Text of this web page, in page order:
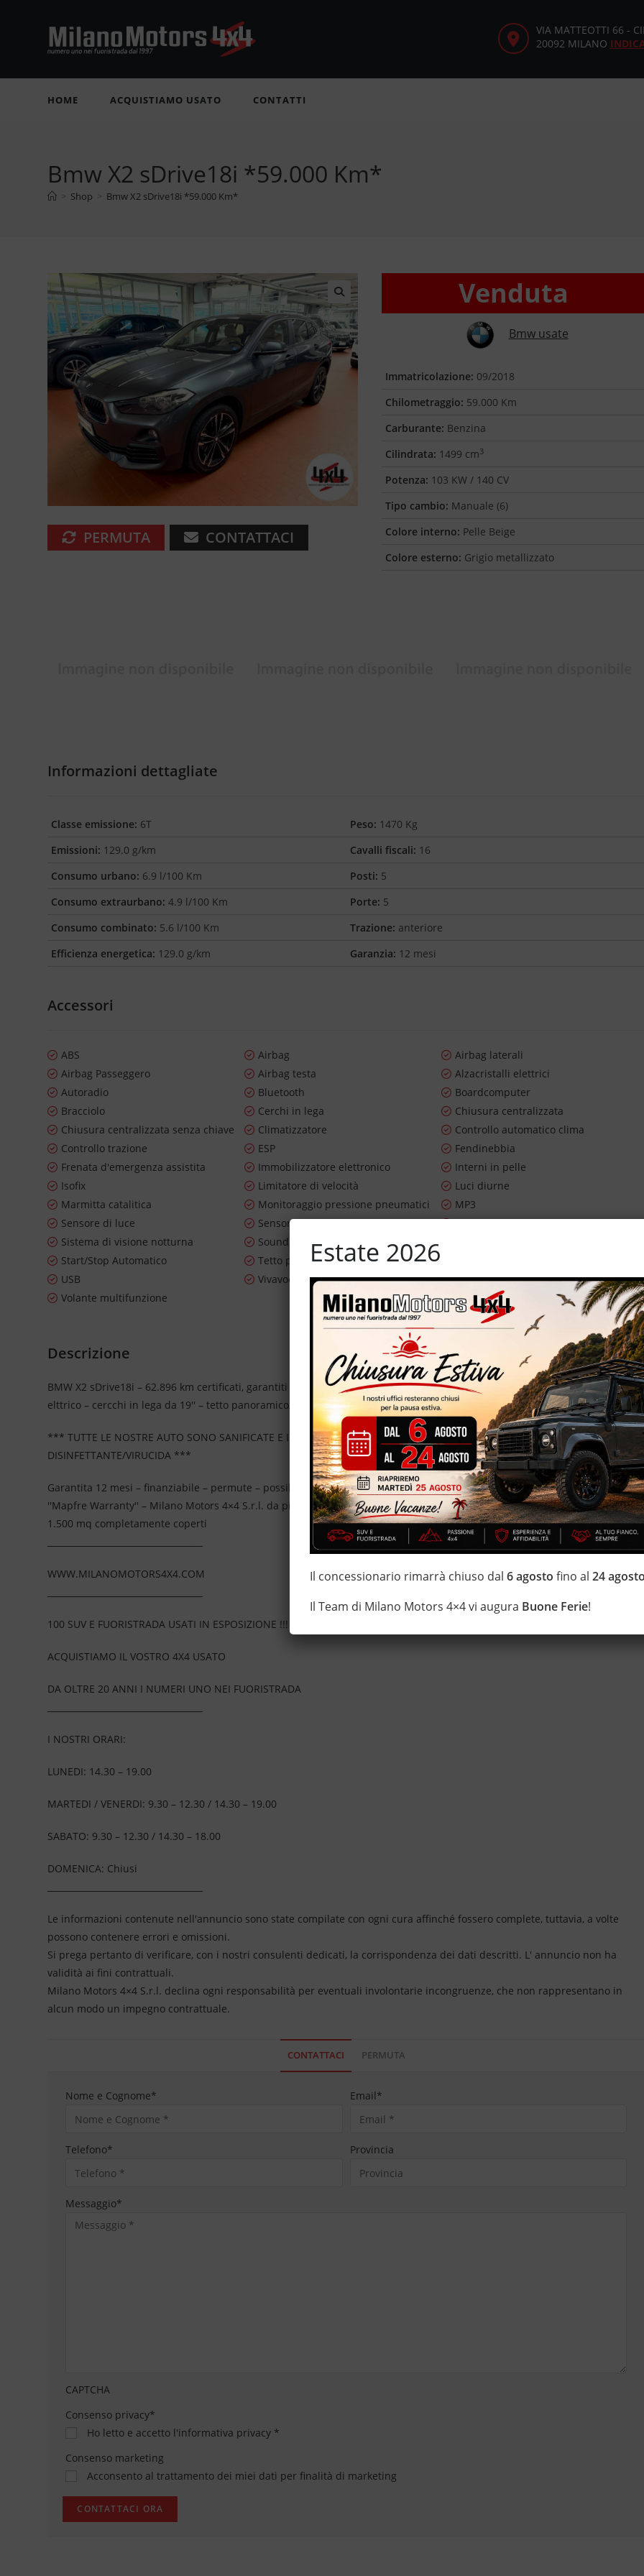
VIA MATTEOTTI 66 -
20092 MILANO
HOME ACQUISTIAMO USATO CONTATTI
Bmw X2 sDrive18i *59.000 Km*
> Shop > Bmw X2 sDrive18i *59.000 Km*
🔍
PERMUTA CONTATTACI
Venduta
Bmw usate
Immatricolazione: 09/2018
Chilometraggio: 59.000 Km
Carburante: Benzina
Cilindrata: 1499 cm3
Potenza: 103 KW / 140 CV
Tipo cambio: Manuale (6)
Colore interno: Pelle Beige
Colore esterno: Grigio metallizzato
Informazioni dettagliate
Classe emissione: 6T
Emissioni: 129.0 g/km
Consumo urbano: 6.9 l/100 Km
Consumo extraurbano: 4.9 l/100 Km
Consumo combinato: 5.6 l/100 Km
Efficienza energetica: 129.0 g/km
Peso: 1470 Kg
Cavalli fiscali: 16
Posti: 5
Porte: 5
Trazione: anteriore
Garanzia: 12 mesi
Accessori
ABS Airbag
Airbag laterali
Airbag Passeggero
Airbag testa
Alzacristalli elettrici
Autoradio
Bluetooth
Boardcomputer
Bracciolo
Cerchi in lega
Chiusura centralizzata
Chiusura centralizzata senza chiave
Climatizzatore
Controllo automatico clima
Controllo trazione
ESP
Fendinebbia
Frenata d'emergenza assistita
Immobilizzatore elettronico
Interni in pelle
Isofix
Limitatore di velocità
Luci diurne
Marmitta catalitica
Monitoraggio pressione pneumatici
MP3
Sensore di luce
Sensore di pioggia
Servosterzo
Sistema di visione notturna
Sound system
Start/Stop Automatico
Tetto panorama
USB
Vivavoce
Volante in pelle
Volante multifunzione
Descrizione
BMW X2 sDrive18i – 62.896 km certificati, garantiti e tagliandati BMW Italia – volante multifunzione – portellone posteriore
elttrico – cercchi in lega da 19'' – tetto panoramico/apribile – vernice metallizzata – specchietti elettrici
*** TUTTE LE NOSTRE AUTO SONO SANIFICATE E IGIENIZZATE CON TRATTAMENTI DI VAPORE, OZONO E
DISINFETTANTE/VIRUCIDA ***
Garantita 12 mesi – finanziabile – permute – possibilità di estensione della garanzia con i leader del mercato ''Opteven'' e
''Mapfre Warranty'' – Milano Motors 4×4 S.r.l. da più di 20 anni Numeri Uno Nei Fuoristrada con un' esposizione da più di
1.500 mq completamente coperti
WWW.MILANOMOTORS4X4.COM
100 SUV E FUORISTRADA USATI IN ESPOSIZIONE !!!
ACQUISTIAMO IL VOSTRO 4X4 USATO
DA OLTRE 20 ANNI I NUMERI UNO NEI FUORISTRADA
I NOSTRI ORARI:
LUNEDI: 14.30 – 19.00
MARTEDI / VENERDI: 9.30 – 12.30 / 14.30 – 19.00
SABATO: 9.30 – 12.30 / 14.30 – 18.00
DOMENICA: Chiusi
Le informazioni contenute nell'annuncio sono state compilate con ogni cura affinché fossero complete, tuttavia, a volte
possono contenere errori e omissioni.
Si prega pertanto di verificare, con i nostri consulenti dedicati, la corrispondenza dei dati descritti. L' annuncio non ha
validità ai fini contrattuali.
Milano Motors 4×4 S.r.l. declina ogni responsabilità per eventuali involontarie incongruenze, che non rappresentano in
alcun modo un impegno contrattuale.
CONTATTACI PERMUTA
Nome e Cognome* Email*
Telefono* Provincia
Messaggio*
CAPTCHA
Consenso privacy*
Ho letto e accetto l'informativa privacy *
Consenso marketing
Acconsento al trattamento dei miei dati per finalità di marketing
Estate 2026
Il concessionario rimarrà chiuso dal6 agosto fino al24
Il Team di Milano Motors 4×4 vi augura Buone Ferie!